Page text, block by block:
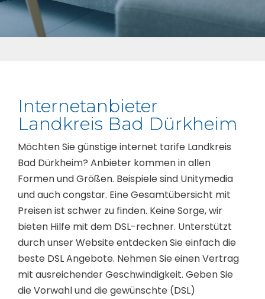
Internetanbieter
Landkreis Bad Dürkheim
Möchten Sie günstige internet tarife Landkreis
Bad Dürkheim? Anbieter kommen in allen
Formen und Größen. Beispiele sind Unitymedia
und auch congstar. Eine Gesamtübersicht mit
Preisen ist schwer zu finden. Keine Sorge, wir
bieten Hilfe mit dem DSL-rechner. Unterstützt
durch unser Website entdecken Sie einfach die
beste DSL Angebote. Nehmen Sie einen Vertrag
mit ausreichender Geschwindigkeit. Geben Sie
die Vorwahl und die gewünschte (DSL)